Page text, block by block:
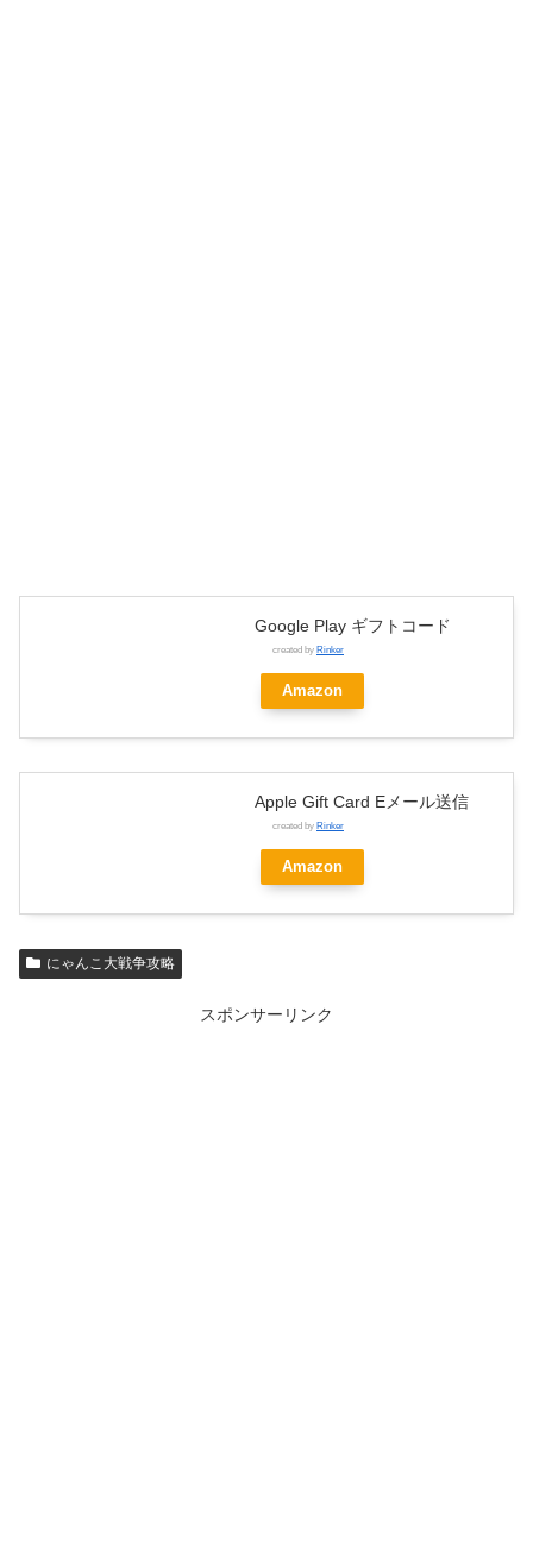
Google Play ギフトコード
created by Rinker
Amazon
Apple Gift Card Eメール送信
created by Rinker
Amazon
にゃんこ大戦争攻略
スポンサーリンク